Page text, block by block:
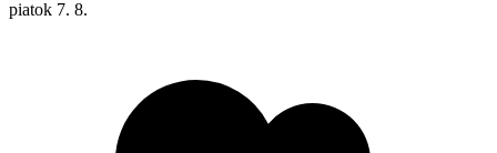
piatok 7. 8.